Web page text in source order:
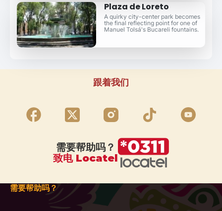
Plaza de Loreto
A quirky city-center park becomes
the final reflecting point for one of
Manuel Tolsá's Bucareli fountains.
跟着我们
需要帮助吗？
致电 Locatel
需要帮助吗？